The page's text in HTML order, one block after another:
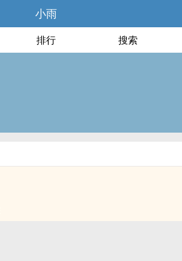
小雨
排行 搜索